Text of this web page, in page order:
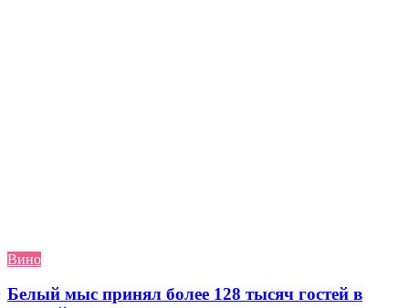
Вино
Белый мыс принял более 128 тысяч гостей в